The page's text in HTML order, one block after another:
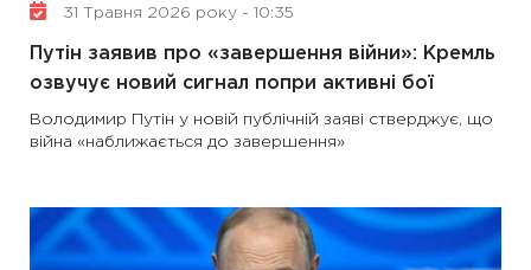
31 Травня 2026 року - 10:35
Путін заявив про «завершення війни»: Кремль
озвучує новий сигнал попри активні бої
Володимир Путін у новій публічній заяві стверджує, що
війна «наближається до завершення»